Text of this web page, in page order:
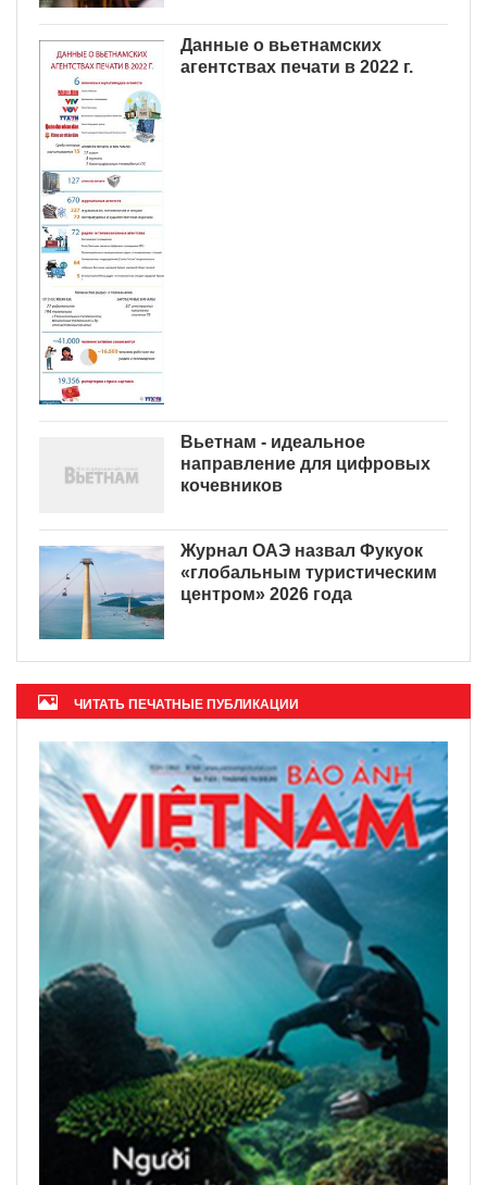
Данные о вьетнамских
агентствах печати в 2022 г.
Вьетнам - идеальное
направление для цифровых
кочевников
Журнал ОАЭ назвал Фукуок
«глобальным туристическим
центром» 2026 года
ЧИТАТЬ ПЕЧАТНЫЕ ПУБЛИКАЦИИ